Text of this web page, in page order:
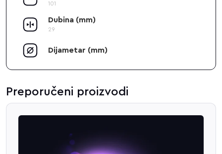
101
Dubina (mm)
29
Dijametar (mm)
Preporučeni proizvodi